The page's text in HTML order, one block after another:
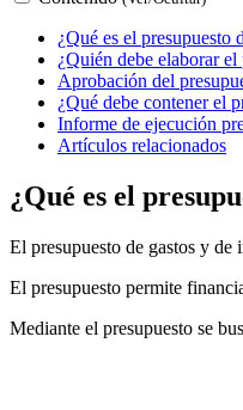
¿Qué es el presupuesto
¿Quién debe elaborar
Aprobación del
¿Qué debe contener el
Informe de ejecución
Artículos relacionados
¿Qué es el
El presupuesto de gastos y de
El presupuesto permite
Mediante el presupuesto se